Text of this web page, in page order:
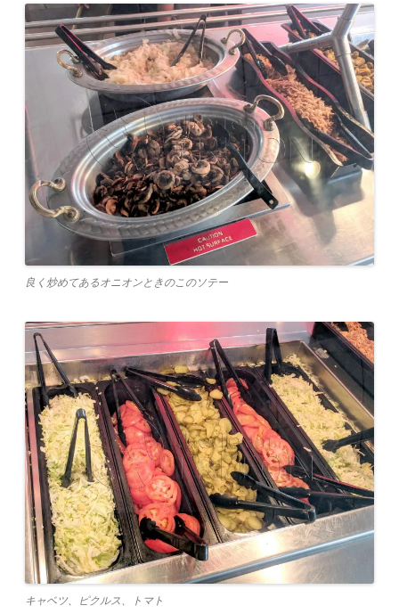
良く炒めてあるオニオンときのこのソテー
キャベツ、ピクルス、トマト